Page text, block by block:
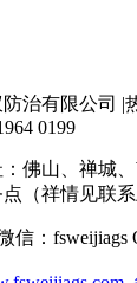
治有限公司 |
0199
佛山、禅城
（祥情见联系
信：fsweijiags